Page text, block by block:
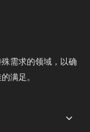
需求的领域，以确
满足。